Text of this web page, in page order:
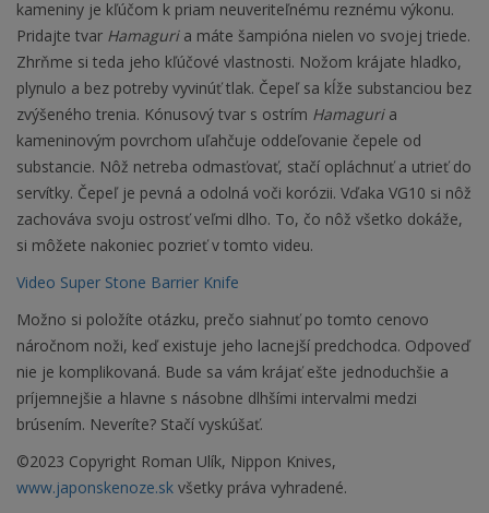
kameniny je kľúčom k priam neuveriteľnému reznému výkonu.
Pridajte tvar Hamaguria máte šampióna nielen vo svojej triede.
Zhrňme si teda jeho kľúčové vlastnosti. Nožom krájate hladko,
plynulo a bez potreby vyvinúť tlak. Čepeľ sa kĺže substanciou bez
zvýšeného trenia. Kónusový tvar s ostrím Hamaguria
kameninovým povrchom uľahčuje oddeľovanie čepele od
substancie. Nôž netreba odmasťovať, stačí opláchnuť a utrieť do
servítky. Čepeľ je pevná a odolná voči korózii. Vďaka VG10 si nôž
zachováva svoju ostrosť veľmi dlho. To, čo nôž všetko dokáže,
si môžete nakoniec pozrieť v tomto videu.
Video Super Stone Barrier Knife
Možno si položíte otázku, prečo siahnuť po tomto cenovo
náročnom noži, keď existuje jeho lacnejší predchodca. Odpoveď
nie je komplikovaná. Bude sa vám krájať ešte jednoduchšie a
príjemnejšie a hlavne s násobne dlhšími intervalmi medzi
brúsením. Neveríte? Stačí vyskúšať.
©2023 Copyright Roman Ulík, Nippon Knives,
www.japonskenoze.sk všetky práva vyhradené.